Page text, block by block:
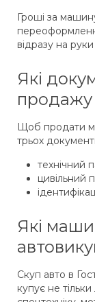
Гроші за
відразу на
Які
продажу
Щоб продати
трьох
технічний
цивільний
Які
Скуп авто в
купує не